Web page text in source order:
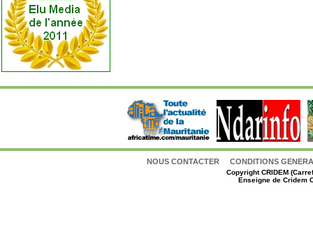
NOUS CONTACTER CONDITIONS
CopyrightCRIDEM
Enseigne de Cridem